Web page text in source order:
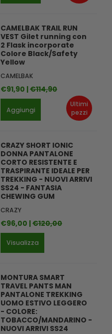
Ultimi
pezzi
CAMELBAK TRAIL RUN
VEST Gilet running con
2 Flask incorporate
Colore Black/Safety
Yellow
CAMELBAK
€91,90 |€114,90
Aggiungi
CRAZY SHORT IONIC
DONNA PANTALONE
CORTO RESISTENTE E
TRASPIRANTE IDEALE PER
TREKKING - NUOVI ARRIVI
SS24 - FANTASIA
CHEWING GUM
CRAZY
€96,00 |€120,00
Visualizza
MONTURA SMART
TRAVEL PANTS MAN
PANTALONE TREKKING
UOMO ESTIVO LEGGERO
- COLORE:
TOBACCO/MANDARINO -
NUOVI ARRIVI SS24